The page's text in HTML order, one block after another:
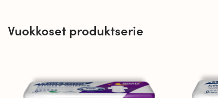
Vuokkoset produktserie